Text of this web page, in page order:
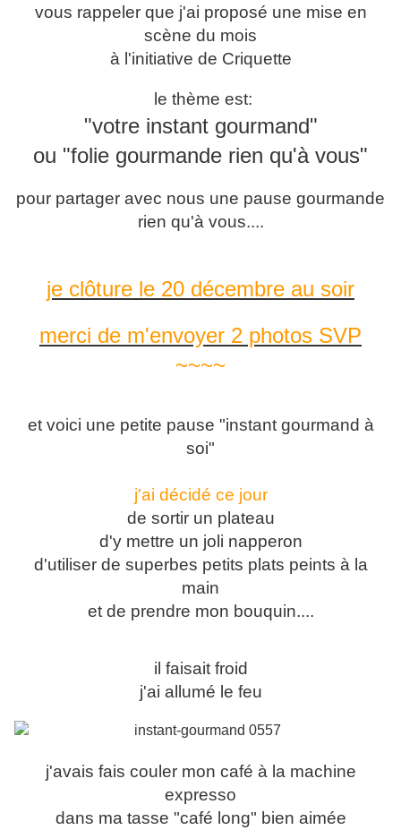
vous rappeler que j'ai proposé une mise en
scène du mois
à l'initiative de Criquette
le thème est:
"votre instant gourmand"
ou "folie gourmande rien qu'à vous"
pour partager avec nous une pause gourmande
rien qu'à vous....
je clôture le 20 décembre au soir
merci de m'envoyer 2 photos SVP
~~~~
et voici une petite pause "instant gourmand à
soi"
j'ai décidé ce jour
de sortir un plateau
d'y mettre un joli napperon
d'utiliser de superbes petits plats peints à la
main
et de prendre mon bouquin....
il faisait froid
j'ai allumé le feu
j'avais fais couler mon café à la machine
expresso
dans ma tasse "café long" bien aimée